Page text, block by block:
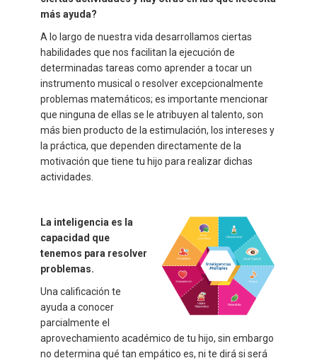
más ayuda?
A lo largo de nuestra vida desarrollamos ciertas
habilidades que nos facilitan la ejecución de
determinadas tareas como aprender a tocar un
instrumento musical o resolver excepcionalmente
problemas matemáticos; es importante mencionar
que ninguna de ellas se le atribuyen al talento, son
más bien producto de la estimulación, los intereses y
la práctica, que dependen directamente de la
motivación que tiene tu hijo para realizar dichas
actividades.
La inteligencia es la
capacidad que
tenemos para resolver
problemas.
Una calificación te
ayuda a conocer
parcialmente el
aprovechamiento académico de tu hijo, sin embargo
no determina qué tan empático es, ni te dirá si será